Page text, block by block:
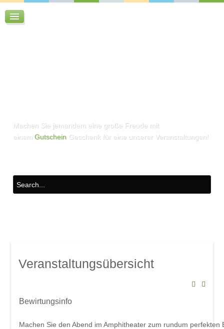
Machen Sie jemandem eine große Freude mit
einemGutschein Geschenk für eine unserer Veranstaltungen!
Galerien
Eröffnungskonzert 08
Veranstaltungsübersicht
Bewirtungsinfo
Machen Sie den Abend im Amphitheater zum rundum